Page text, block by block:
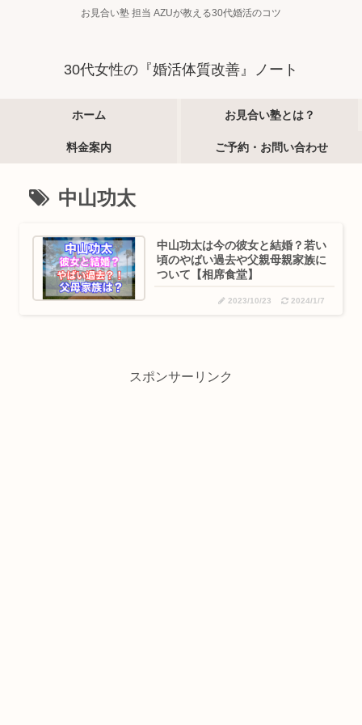
お見合い塾 担当 AZUが教える30代婚活のコツ
30代女性の『婚活体質改善』ノート
ホーム お見合い塾とは？
料金案内 ご予約・お問い合わせ
中山功太
中山功太は今の彼女と結婚？若い
頃のやばい過去や父親母親家族に
ついて【相席食堂】
2023/10/23 2024/1/7
スポンサーリンク